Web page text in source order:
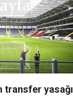
transfer yasağı